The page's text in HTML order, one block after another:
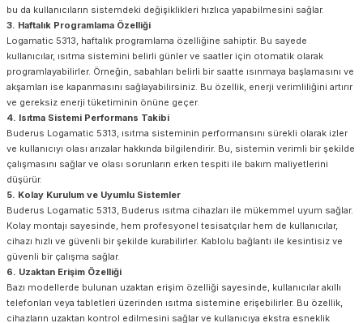
bu da kullanıcıların sistemdeki değişiklikleri hızlıca yapabilmesini sağlar.
3. Haftalık Programlama Özelliği
Logamatic 5313, haftalık programlama özelliğine sahiptir. Bu sayede
kullanıcılar, ısıtma sistemini belirli günler ve saatler için otomatik olarak
programlayabilirler. Örneğin, sabahları belirli bir saatte ısınmaya başlamasını ve
akşamları ise kapanmasını sağlayabilirsiniz. Bu özellik, enerji verimliliğini artırır
ve gereksiz enerji tüketiminin önüne geçer.
4. Isıtma Sistemi Performans Takibi
Buderus Logamatic 5313, ısıtma sisteminin performansını sürekli olarak izler
ve kullanıcıyı olası arızalar hakkında bilgilendirir. Bu, sistemin verimli bir şekilde
çalışmasını sağlar ve olası sorunların erken tespiti ile bakım maliyetlerini
düşürür.
5. Kolay Kurulum ve Uyumlu Sistemler
Buderus Logamatic 5313, Buderus ısıtma cihazları ile mükemmel uyum sağlar.
Kolay montajı sayesinde, hem profesyonel tesisatçılar hem de kullanıcılar,
cihazı hızlı ve güvenli bir şekilde kurabilirler. Kablolu bağlantı ile kesintisiz ve
güvenli bir çalışma sağlar.
6. Uzaktan Erişim Özelliği
Bazı modellerde bulunan uzaktan erişim özelliği sayesinde, kullanıcılar akıllı
telefonları veya tabletleri üzerinden ısıtma sistemine erişebilirler. Bu özellik,
cihazların uzaktan kontrol edilmesini sağlar ve kullanıcıya ekstra esneklik